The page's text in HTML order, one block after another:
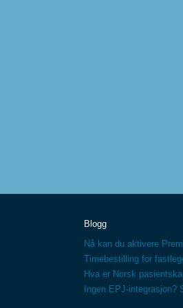
Blogg
Nå kan du aktivere
Timebestilling for
Hva er Norsk
Ingen EPJ-